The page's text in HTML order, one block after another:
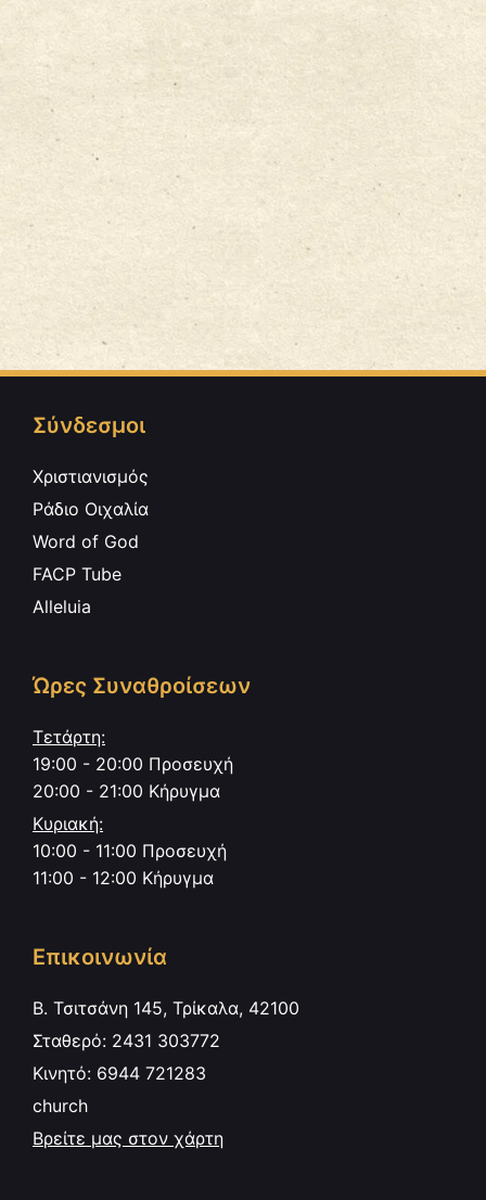
Σύνδεσμοι
Χριστιανισμός
Ράδιο Οιχαλία
Word of God
FACP Tube
Alleluia
Ώρες Συναθροίσεων
Τετάρτη:
19:00 - 20:00 Προσευχή
20:00 - 21:00 Κήρυγμα
Κυριακή:
10:00 - 11:00 Προσευχή
11:00 - 12:00 Κήρυγμα
Επικοινωνία
Β. Τσιτσάνη 145, Τρίκαλα, 42100
Σταθερό: 2431 303772
Κινητό: 6944 721283
church
Βρείτε μας στον χάρτη